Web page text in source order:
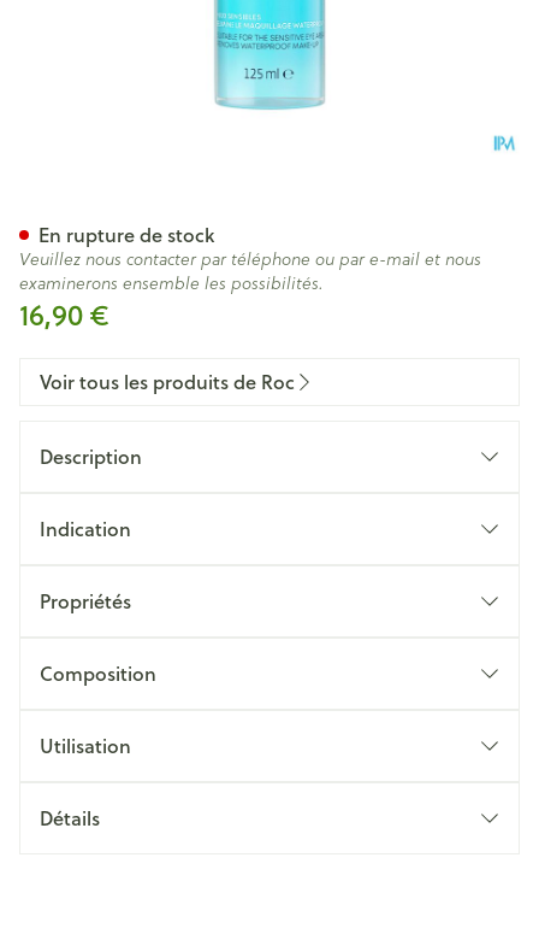
16,90 €
En rupture de stock
Veuillez nous contacter par téléphone ou par e-mail et nous
examinerons ensemble les possibilités.
Voir tous les produits de Roc
Description
Indication
Propriétés
Composition
Utilisation
Détails